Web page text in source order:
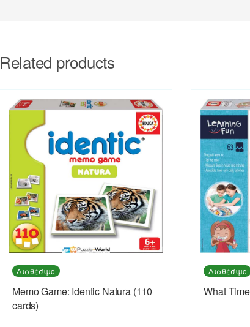
Related products
Διαθέσιμο
Memo Game: Identic Natura (110
cards)
Διαθέσιμο
What